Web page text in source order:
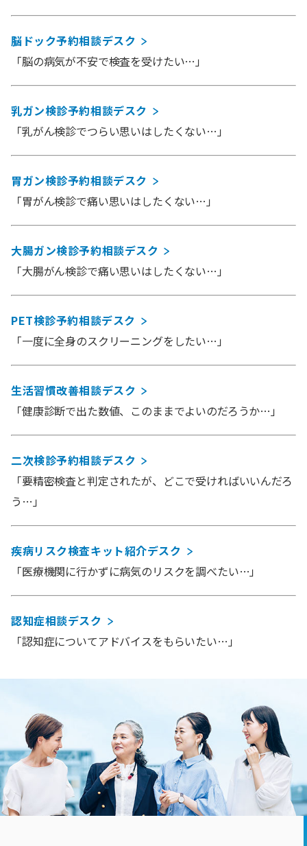
脳ドック予約相談デスク
「脳の病気が不安で検査を受けたい…」
乳ガン検診予約相談デスク
「乳がん検診でつらい思いはしたくない…」
胃ガン検診予約相談デスク
「胃がん検診で痛い思いはしたくない…」
大腸ガン検診予約相談デスク
「大腸がん検診で痛い思いはしたくない…」
PET検診予約相談デスク
「一度に全身のスクリーニングをしたい…」
生活習慣改善相談デスク
「健康診断で出た数値、このままでよいのだろうか…」
二次検診予約相談デスク
「要精密検査と判定されたが、どこで受ければいいんだろ
う…」
疾病リスク検査キット紹介デスク
「医療機関に行かずに病気のリスクを調べたい…」
認知症相談デスク
「認知症についてアドバイスをもらいたい…」